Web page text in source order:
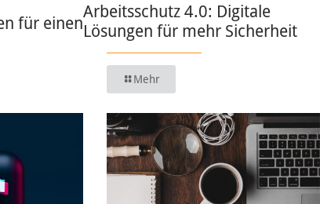
für einen
Arbeitsschutz 4.0: Digitale
Lösungen für mehr Sicherheit
Mehr